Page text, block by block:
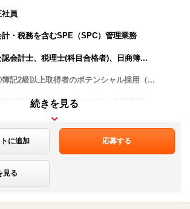
社員
計・税務を含むSPE（SPC）管理業務
認会計士、税理士(科目合格者)、日商簿...
記2級以上取得者のポテンシャル採用（...
京都港区 銀座線・丸の内線 赤坂見附 ...
（簿記2級） 月給：250,000円...
続きを見る
に追加 応募する
見る